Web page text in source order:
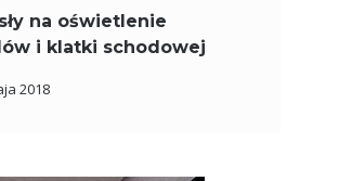
na oświetlenie
i klatki schodowej
2018